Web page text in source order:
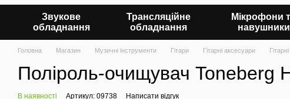
Звукове
обладнання
Трансляційне
обладнання
Мікрофони
навушники
Головна Магазин Музичні інструменти Гітари Гітарні аксесуари
Поліроль-очищувач Toneberg
В наявності Артикул: 09738 Написати відгук